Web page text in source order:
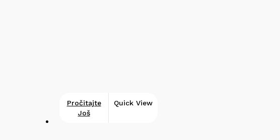
Pročitajte
Još
Quick View